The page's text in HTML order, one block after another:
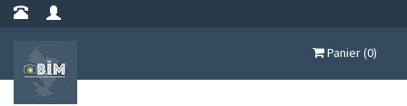
Panier (0)